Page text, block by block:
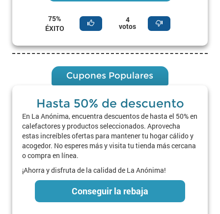
75%
ÉXITO
4
votos
Cupones Populares
Hasta 50% de descuento
En La Anónima, encuentra descuentos de hasta el 50% en
calefactores y productos seleccionados. Aprovecha
estas increíbles ofertas para mantener tu hogar cálido y
acogedor. No esperes más y visita tu tienda más cercana
o compra en línea.
¡Ahorra y disfruta de la calidad de La Anónima!
Conseguir la rebaja